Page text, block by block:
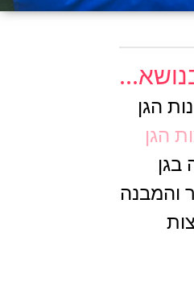
הגן
הגן
בגן
והמבנה